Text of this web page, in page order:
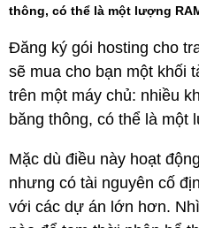
thông, có thể là một lượng
Đăng ký gói hosting cho
sẽ mua cho bạn một khối
trên một máy chủ: nhiều
băng thông, có thể là một
Mặc dù điều này hoạt
nhưng có tài nguyên cố
với các dự án lớn hơn.